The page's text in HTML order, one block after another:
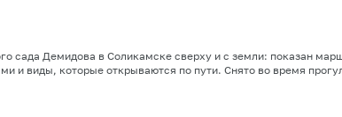
сада Демидова в Соликамске сверху и с земли: показан
и виды, которые открываются по пути. Снято во время